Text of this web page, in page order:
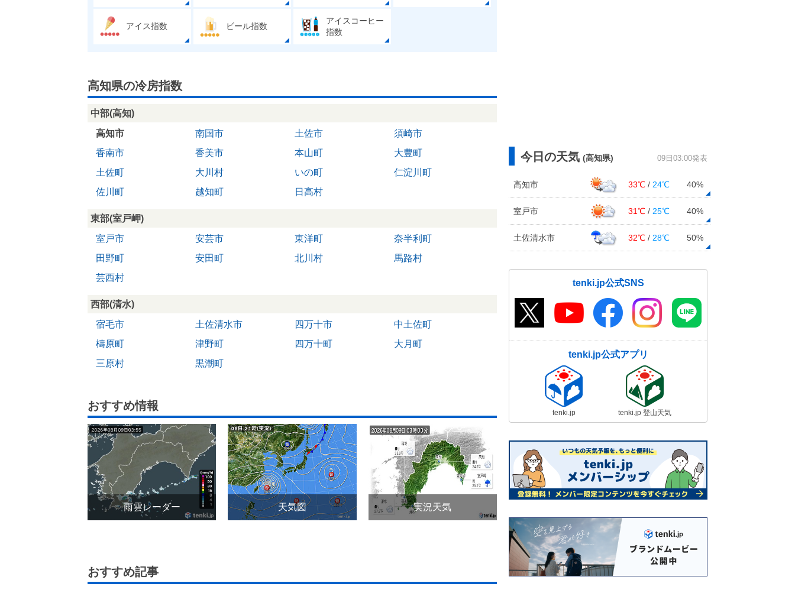
アイス指数 ビール指数
アイスコーヒー
指数
高知県の冷房指数
中部(高知)
高知市
南国市 土佐市
須崎市
香南市
香美市 本山町
大豊町
土佐町
大川村 いの町
仁淀川町
佐川町
越知町 日高村
東部(室戸岬)
室戸市
安芸市 東洋町
奈半利町
田野町
安田町 北川村
馬路村
芸西村
西部(清水)
宿毛市
土佐清水市 四万十市
中土佐町
檮原町
津野町 四万十町
大月町
三原村
黒潮町
おすすめ情報
雨雲レーダー 天気図 実況天気
おすすめ記事
今日の天気 (高知県) 09日03:00発表
高知市 33℃ / 24℃ 40%
室戸市 31℃ / 25℃ 40%
土佐清水市 32℃ / 28℃ 50%
tenki.jp公式SNS
tenki.jp公式アプリ
tenki.jp tenki.jp 登山天気